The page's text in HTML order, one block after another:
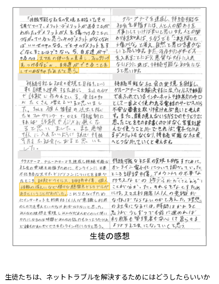
生徒たちは、ネットトラブルを解決するためにはどうしたらいいか